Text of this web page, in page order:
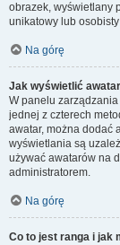
obrazek, wyświetlany
unikatowy lub
Na górę
Jak wyświetlić
W panelu zarządzania
jednej z czterech
awatar, można dodać
wyświetlania są
używać awatarów na
administratorem.
Na górę
Co to jest ranga i jak